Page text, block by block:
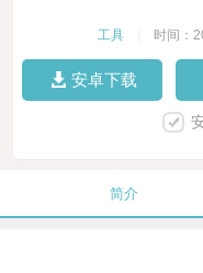
工具 时间：
安卓下载
简介